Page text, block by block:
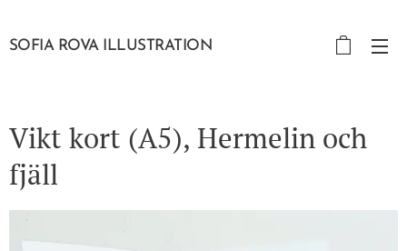
SOFIA ROVA ILLUSTRATION
Vikt kort (A5), Hermelin och
fjäll